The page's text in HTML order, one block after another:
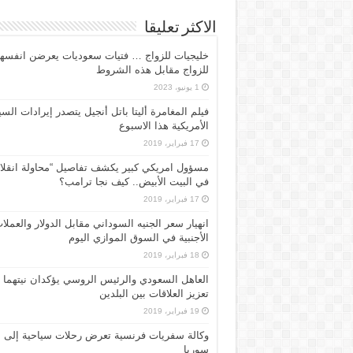
الاكثر تعليقا
خليجيات للزواج … فتيات سعوديات يعرضن
للزواج مقابل هذه الشروط
1 يونيو، 2023
فيلم المغامرة أليتا‭ ‬باتل أنجيل يتصدر إيرادات
الأمريكية هذا الاسبوع
17 فبراير، 2019
مسؤول امريكي كبير يكشف تفاصيل “محاولة
في البيت الأبيض.. كيف نجا ترامب؟
17 فبراير، 2019
انهيار سعر الجنيه السوداني مقابل الدولار
الأجنبية في السوق الموازي اليوم
18 فبراير، 2019
العاهل السعودي والرئيس الروسي يؤكدان نيتهما
تعزيز العلاقات بين البلدين
19 فبراير، 2019
وكالة سفريات فرنسية تعرض رحلات سياحية إلى
سوريا